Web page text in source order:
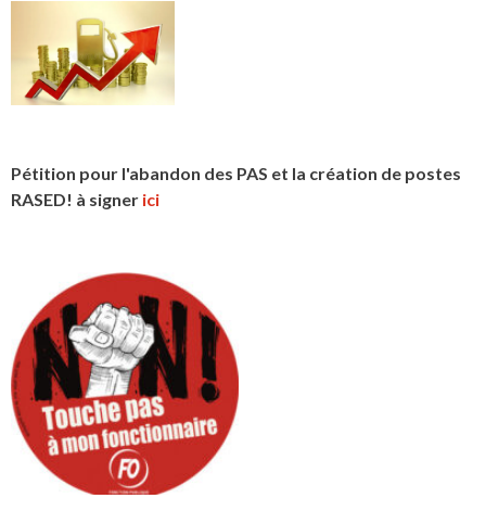
Pétition pour l'abandon des PAS et la création de postes
RASED! à signer ici